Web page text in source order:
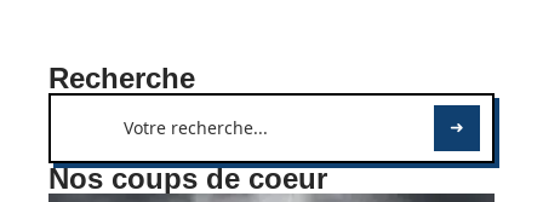
Recherche
Nos coups de coeur